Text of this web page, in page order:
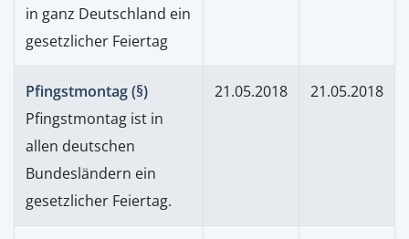
in ganz Deutschland ein
gesetzlicher Feiertag
Pfingstmontag (§)
Pfingstmontag ist in
allen deutschen
Bundesländern ein
gesetzlicher Feiertag.
21.05.2018 21.05.2018